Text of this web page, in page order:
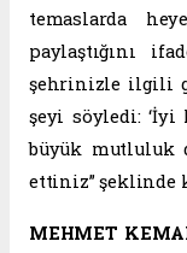
temaslarda
paylaştığını
şehrinizle ilgili
şeyi söyledi: ‘İyi
büyük mutluluk
ettiniz” şeklinde
MEHMET